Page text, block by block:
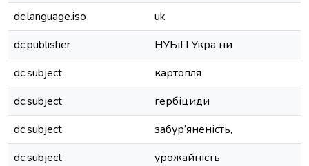
dc.language.iso
uk
dc.publisher
НУБіП України
dc.subject
картопля
dc.subject
гербіциди
dc.subject
забур’яненість,
dc.subject
урожайність